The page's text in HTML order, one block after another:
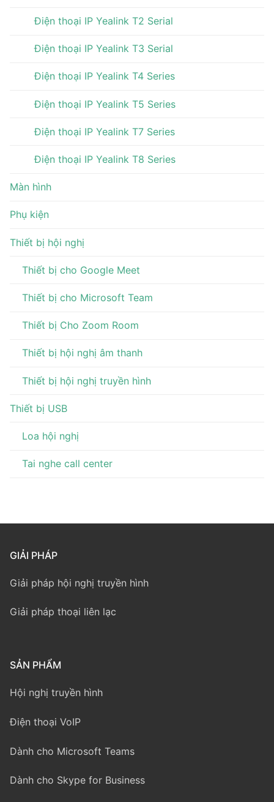
Điện thoại IP Yealink T2 Serial
Điện thoại IP Yealink T3 Serial
Điện thoại IP Yealink T4 Series
Điện thoại IP Yealink T5 Series
Điện thoại IP Yealink T7 Series
Điện thoại IP Yealink T8 Series
Màn hình
Phụ kiện
Thiết bị hội nghị
Thiết bị cho Google Meet
Thiết bị cho Microsoft Team
Thiết bị Cho Zoom Room
Thiết bị hội nghị âm thanh
Thiết bị hội nghị truyền hình
Thiết bị USB
Loa hội nghị
Tai nghe call center
GIẢI PHÁP
Giải pháp hội nghị truyền hình
Giải pháp thoại liên lạc
SẢN PHẨM
Hội nghị truyền hình
Điện thoại VoIP
Dành cho Microsoft Teams
Dành cho Skype for Business